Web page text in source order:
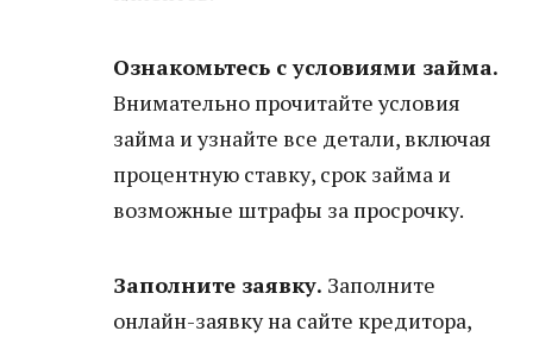
Ознакомьтесь с условиями займа.
Внимательно прочитайте условия
займа и узнайте все детали, включая
процентную ставку, срок займа и
возможные штрафы за просрочку.
Заполните заявку. Заполните
онлайн-заявку на сайте кредитора,